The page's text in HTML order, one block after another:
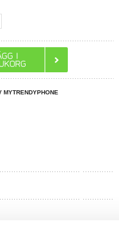
MYTRENDYPHONE